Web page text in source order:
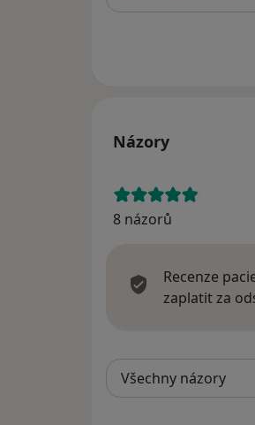
Názory
8 názorů
Recenze
zaplatit za